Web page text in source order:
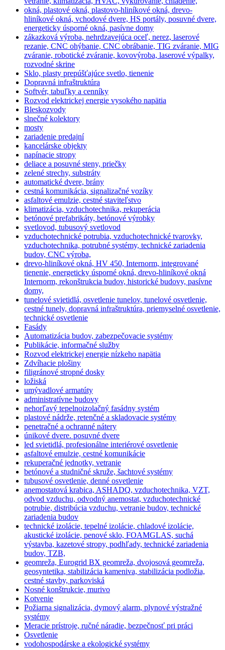
okná, plastové okná, plastovo-hliníkové okná, drevo-
hliníkové okná, vchodové dvere, HS portály, posuvné dvere,
energeticky úsporné okná, pasívne domy
zákazková výroba, nehrdzavejúca oceľ, nerez, laserové
rezanie, CNC ohýbanie, CNC obrábanie, TIG zváranie, MIG
zváranie, robotické zváranie, kovovýroba, laserové výpalky,
rozvodné skrine
Sklo, plasty prepúšťajúce svetlo, tienenie
Dopravná infraštruktúra
Softvér, tabuľky a cenníky
Rozvod elektrickej energie vysokého napätia
Bleskozvody
slnečné kolektory
mosty
zariadenie predajní
kancelárske objekty
napínacie stropy
deliace a posuvné steny, priečky
zelené strechy, substráty
automatické dvere, brány
cestná komunikácia, signalizačné vozíky
asfaltové emulzie, cestné staviteľstvo
klimatizácia, vzduchotechnika, rekuperácia
betónové prefabrikáty, betónové výrobky
svetlovod, tubusový svetlovod
vzduchotechnické potrubia, vzduchotechnické tvarovky,
vzduchotechnika, potrubné systémy, technické zariadenia
budov, CNC výroba,
drevo-hliníkové okná, HV 450, Internorm, integrované
tienenie, energeticky úsporné okná, drevo-hliníkové okná
Internorm, rekonštrukcia budov, historické budovy, pasívne
domy,
tunelové svietidlá, osvetlenie tunelov, tunelové osvetlenie,
cestné tunely, dopravná infraštruktúra, priemyselné osvetlenie,
technické osvetlenie
Fasády
Automatizácia budov, zabezpečovacie systémy
Publikácie, informačné služby
Rozvod elektrickej energie nízkeho napätia
Zdvíhacie plošiny
filigránové stropné dosky
ložiská
umývadlové armatúty
administratívne budovy
nehorľavý tepelnoizolačný fasádny systém
plastové nádrže, retenčné a skladovacie systémy
penetračné a ochranné nátery
únikové dvere. posuvné dvere
led svietidlá, profesionálne interiérové osvetlenie
asfaltové emulzie, cestné komunikácie
rekuperačné jednotky, vetranie
betónové a studničné skruže, šachtové systémy
tubusové osvetlenie, denné osvetlenie
anemostatová krabica, ASHADQ, vzduchotechnika, VZT,
odvod vzduchu, odvodný anemostat, vzduchotechnické
potrubie, distribúcia vzduchu, vetranie budov, technické
zariadenia budov
technické izolácie, tepelné izolácie, chladové izolácie,
akustické izolácie, penové sklo, FOAMGLAS, suchá
výstavba, kazetové stropy, podhľady, technické zariadenia
budov, TZB,
geomreža, Eurogrid BX geomreža, dvojosová geomreža,
geosyntetika, stabilizácia kameniva, stabilizácia podložia,
cestné stavby, parkoviská
Nosné konštrukcie, murivo
Kotvenie
Požiarna signalizácia, dymový alarm, plynové výstražné
systémy
Meracie prístroje, ručné náradie, bezpečnosť pri práci
Osvetlenie
vodohospodárske a ekologické systémy